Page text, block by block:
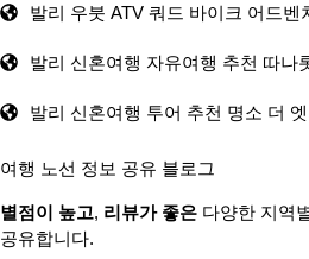
발리 우붓 ATV 쿼드 바이크 어드벤
발리 신혼여행 자유여행 추천 따나
발리 신혼여행 투어 추천 명소 더
여행 노선 정보 공유 블로그
별점이 높고, 리뷰가 좋은 다양한 지역
공유합니다.